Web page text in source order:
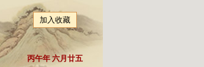
加入收藏
丙午年 六月廿五